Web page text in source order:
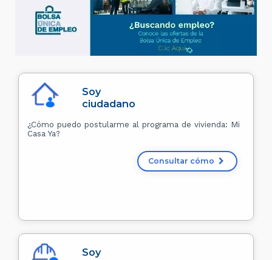
Soy
ciudadano
¿Cómo puedo postularme al programa de vivienda: Mi
Casa Ya?
Consultar cómo
Soy